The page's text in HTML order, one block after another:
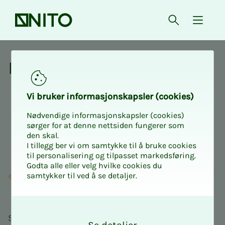
Forsiden Åpne søk
{
Med­­­­­lems­­­for­­­de­­­ler
Som medlem hos oss kan du spare penger på
Vi bru­­­ker in­­­for­­­ma­­­sjons­­­kaps­­­­­ler (cookies)
Nødvendige informasjonskapsler (cookies)
sørger for at denne nettsiden fungerer som
den skal.
I tillegg ber vi om samtykke til å bruke cookies
til personalisering og tilpasset markedsføring.
Godta alle eller velg hvilke cookies du
samtykker til ved å se detaljer.